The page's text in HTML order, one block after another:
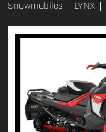
Snowmobiles LYNX